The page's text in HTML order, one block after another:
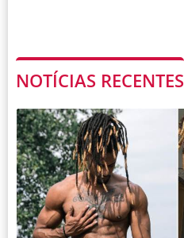
NOTÍCIAS RECENTES